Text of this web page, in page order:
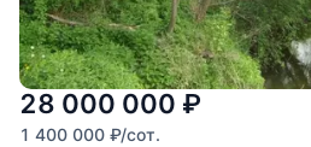
28 000 000 ₽
1 400 000 ₽/сот.